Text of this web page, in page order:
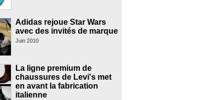
Adidas rejoue Star Wars
avec des invités de marque
Juin 2010
La ligne premium de
chaussures de Levi's met
en avant la fabrication
italienne